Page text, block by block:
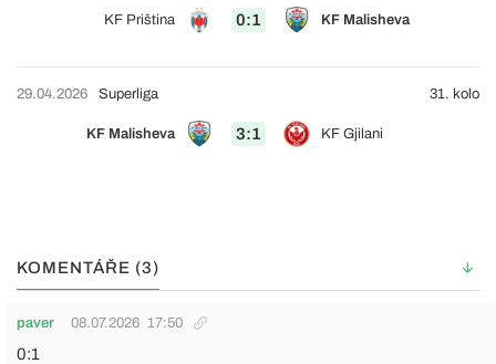
KF Priština 0:1 KF Malisheva
29.04.2026
KF Malisheva 3:1 KF Gjilani
Superliga 31. kolo
KOMENTÁŘE (3)
paver 08.07.2026 17:50
0:1